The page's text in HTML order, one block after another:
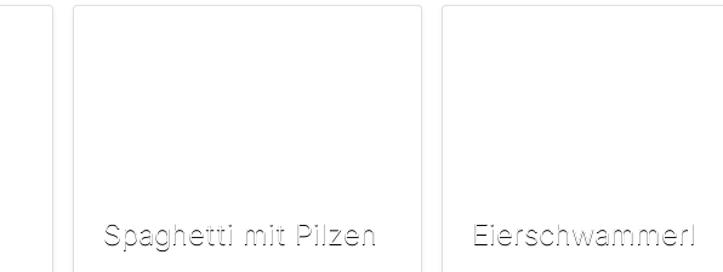
Spaghetti mit Pilzen Eierschwammerl